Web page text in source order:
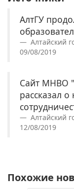
АлтГУ
Алтайский
09/08/2019
Сайт МНВО
рассказал
Алтайский
12/08/2019
Похожие